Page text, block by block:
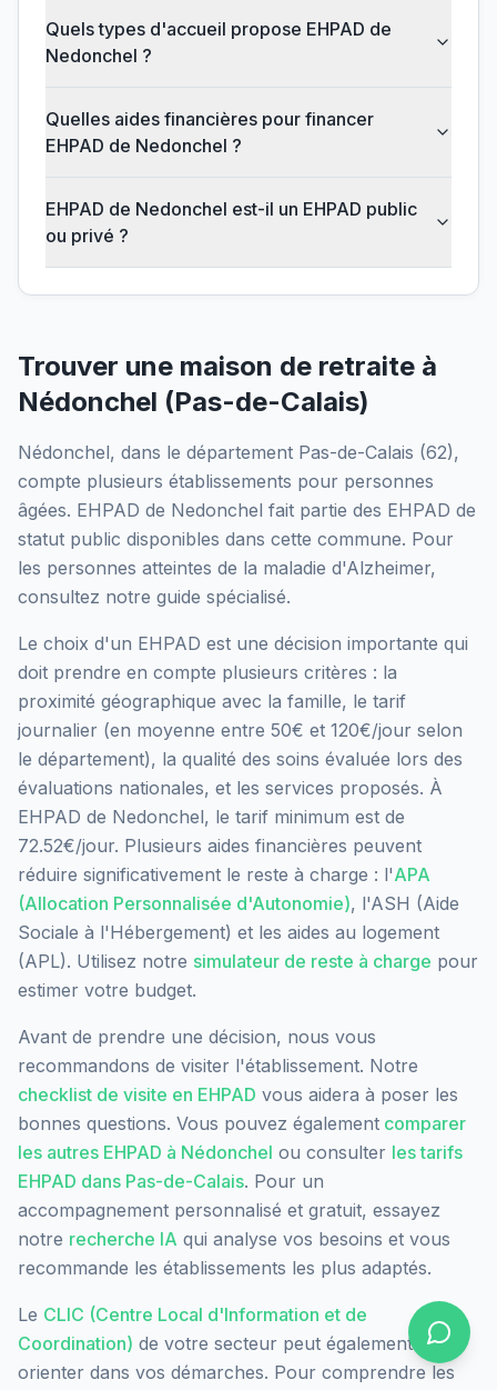
Quels types d'accueil propose EHPAD de
Nedonchel ?
Quelles aides financières pour financer
EHPAD de Nedonchel ?
EHPAD de Nedonchel est-il un EHPAD public
ou privé ?
Trouver une maison de retraite à
Nédonchel (Pas-de-Calais)
Nédonchel, dans le département Pas-de-Calais (62),
compte plusieurs établissements pour personnes
âgées. EHPAD de Nedonchel fait partie des EHPAD de
statut public disponibles dans cette commune. Pour
les personnes atteintes de la maladie d'Alzheimer,
consultez notre guide spécialisé.
Le choix d'un EHPAD est une décision importante qui
doit prendre en compte plusieurs critères : la
proximité géographique avec la famille, le tarif
journalier (en moyenne entre 50€ et 120€/jour selon
le département), la qualité des soins évaluée lors des
évaluations nationales, et les services proposés. À
EHPAD de Nedonchel, le tarif minimum est de
72.52€/jour. Plusieurs aides financières peuvent
réduire significativement le reste à charge : l'APA
(Allocation Personnalisée d'Autonomie), l'ASH (Aide
Sociale à l'Hébergement) et les aides au logement
(APL). Utilisez notre simulateur de reste à charge pour
estimer votre budget.
Avant de prendre une décision, nous vous
recommandons de visiter l'établissement. Notre
checklist de visite en EHPAD vous aidera à poser les
bonnes questions. Vous pouvez également comparer
les autres EHPAD à Nédonchel ou consulter les tarifs
EHPAD dans Pas-de-Calais. Pour un
accompagnement personnalisé et gratuit, essayez
notre recherche IA qui analyse vos besoins et vous
recommande les établissements les plus adaptés.
Le CLIC (Centre Local d'Information et de
Coordination) de votre secteur peut également vous
orienter dans vos démarches. Pour comprendre les